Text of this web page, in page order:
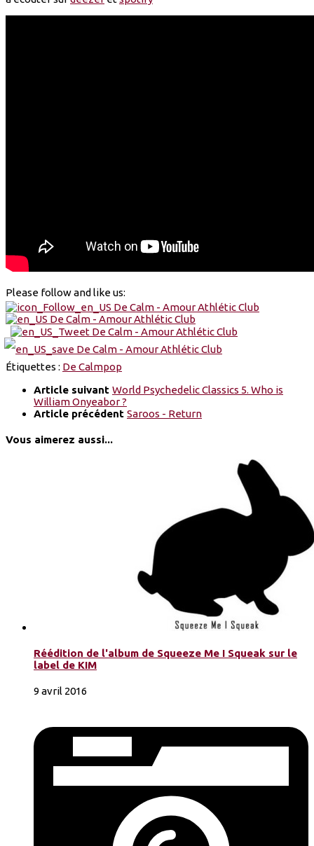
Please follow and like us:
Étiquettes : De Calmpop
Article suivant World Psychedelic Classics 5. Who is
William Onyeabor ?
Article précédent Saroos - Return
Vous aimerez aussi...
Réédition de l'album de Squeeze Me I Squeak sur le
label de KIM
9 avril 2016